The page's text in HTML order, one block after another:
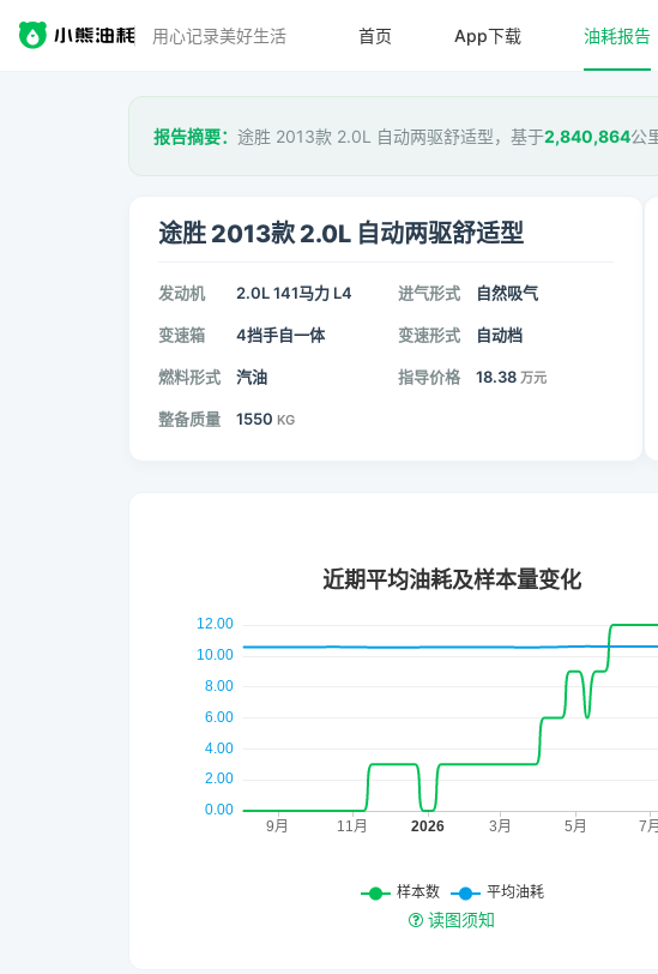
用心记录美好生活 首页 App下载 油耗报告
报告摘要： 途胜 2013款 2.0L 自动两驱舒适型，基于2,840,864公
途胜 2013款 2.0L 自动两驱舒适型
发动机 2.0L 141马力 L4 进气形式 自然吸气
变速箱 4挡手自一体 变速形式 自动档
燃料形式 汽油 指导价格 18.38 万元
整备质量 1550 KG
读图须知